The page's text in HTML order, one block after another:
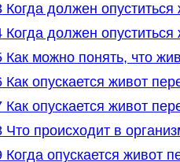
Когда должен
Когда должен
Как можно понять, что
Как опускается живот
Как опускается живот
Что происходит в
Когда опускается живот